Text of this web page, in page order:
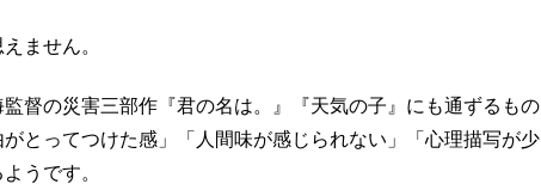
ません。
督の災害三部作『君の名は。』『天気の子』にも通ずるもの
とってつけた感」「人間味が感じられない」「心理描写が少
うです。